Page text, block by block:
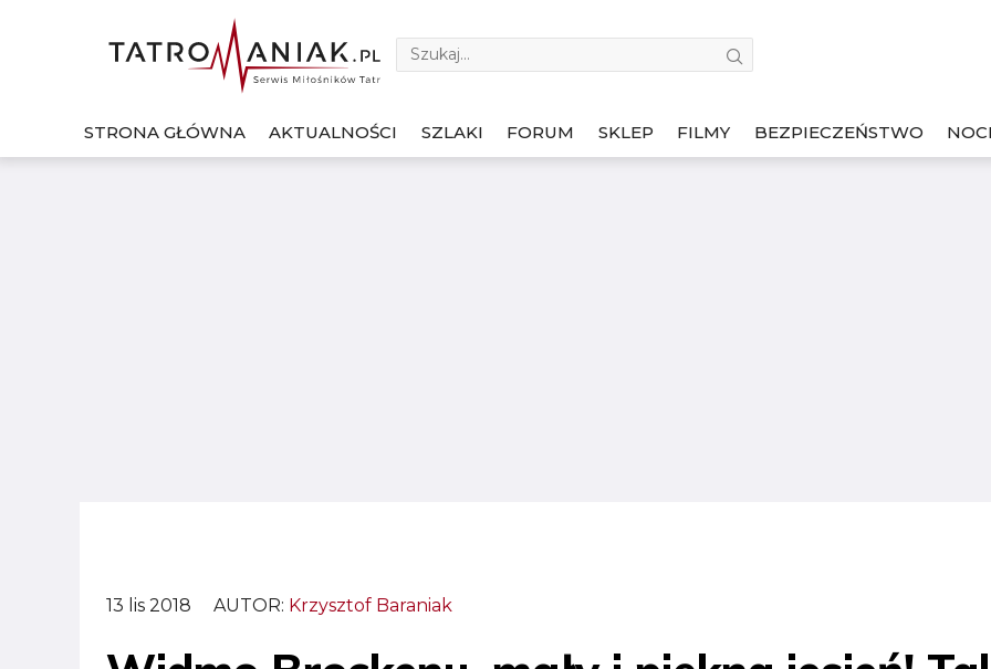
STRONA GŁÓWNA AKTUALNOŚCI SZLAKI FORUM SKLEP FILMY BEZPIECZEŃSTWO
13 lis 2018 AUTOR: Krzysztof Baraniak